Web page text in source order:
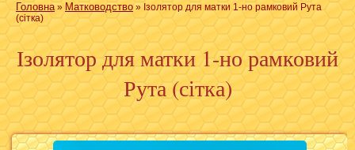
Головна» Матководство » Ізолятор для матки 1-но рамковий Рута
(сітка)
Ізолятор для матки 1-но рамковий
Рута (сітка)